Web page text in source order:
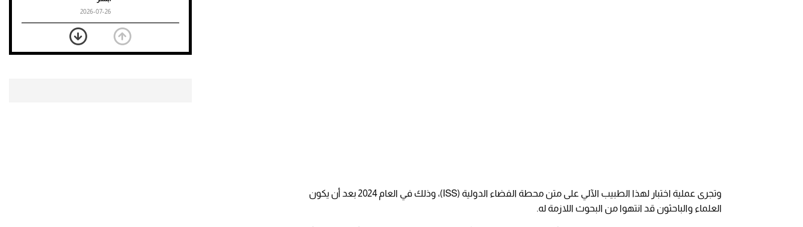
وتجرى عملية اختبار لهذا الطبيب الآلي على متن محطة الفضاء الدولية (ISS)، وذلك في العام 2024 بعد أن يكون
العلماء والباحثون قد انتهوا من البحوث اللازمة له.
2026-07-26
بعد 7 أشهر من تعرضه لحادث
مروع.. جوشوا يفوز على برينغا